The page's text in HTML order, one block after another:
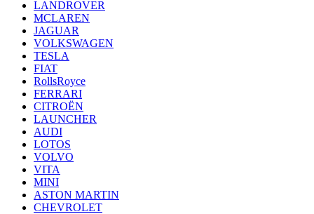
LANDROVER
MCLAREN
JAGUAR
VOLKSWAGEN
TESLA
FIAT
RollsRoyce
FERRARI
CITROËN
LAUNCHER
AUDI
LOTOS
VOLVO
VITA
MINI
ASTON MARTIN
CHEVROLET